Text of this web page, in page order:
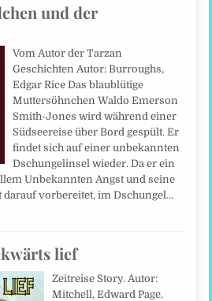
und der
Vom Autor der Tarzan
Geschichten Autor: Burroughs,
Edgar Rice Das blaublütige
Muttersöhnchen Waldo Emerson
Smith-Jones wird während einer
Südseereise über Bord gespült. Er
findet sich auf einer unbekannten
Dschungelinsel wieder. Da er ein
Unbekannten Angst und seine
vorbereitet, im Dschungel…
lief
Zeitreise Story. Autor:
Mitchell, Edward Page.